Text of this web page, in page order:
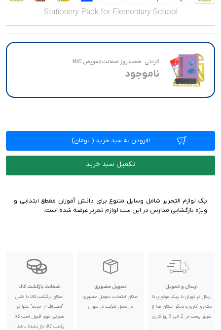
Stationery Pack for Elementary School
گارانتی: هفت روز ضمانت تعویض NIC
ناموجود
افزودن به سبد خرید ( تومان)
تکمیل سبد خرید
پک لوازم التحریر شامل وسایل متنوع برای دانش آموزان مقطع ابتدایی و
ویژه بازگشایی مدارس در این ست لوازم تحریر عرضه شده است.
ارسال و تحویل
ارسال در تهران با پیک موتوری تا
یک روز کاری و دیگر استان ها از
طریق پست در 2 الی 3 روز کاری
تحویل حضوری
امکان انتخاب تحویل حضوری
در محل شرکت در تهران
ضمانت بازگشت کالا
امکان برگشت کالا با دلیل
"انصراف از خرید" تنها در
صورتی مورد قبول است که
پلمب کالا باز نشده باشد.